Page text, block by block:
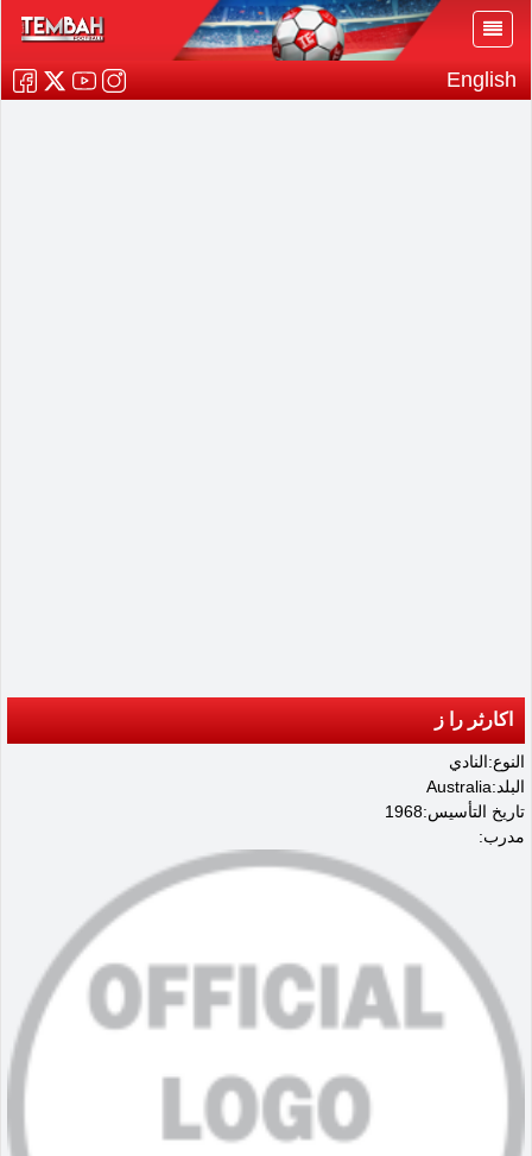
English
اكارثر را ز
النوع:النادي
البلد:Australia
تاريخ التأسيس:1968
مدرب: